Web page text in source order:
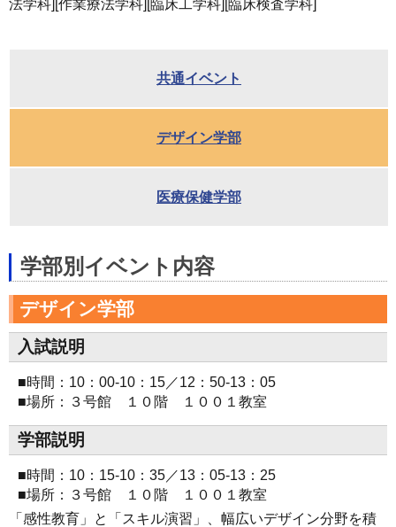
法学科][作業療法学科][臨床工学科][臨床検査学科]
共通イベント
デザイン学部
医療保健学部
学部別イベント内容
デザイン学部
入試説明
■時間：10：00-10：15／12：50-13：05
■場所：３号館 １０階 １００１教室
学部説明
■時間：10：15-10：35／13：05-13：25
■場所：３号館 １０階 １００１教室
「感性教育」と「スキル演習」、幅広いデザイン分野を積